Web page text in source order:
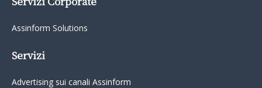
Assinform Solutions
Servizi
Advertising sui canali Assinform